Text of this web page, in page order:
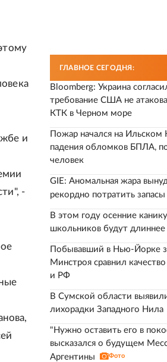
и
-
ГЛАВНОЕ СЕГОДНЯ:
Bloomberg: Украина
требование США не
КТК в Черном море
Пожар начался на Ильском
падения обломков БПЛА,
человек
GIE: Аномальная жара
рекордно потратить запасы
В этом году осенние
школьников будут
Побывавший в Нью-Йорке
Минстроя сравнил
и РФ
В Сумской области
лихорадки Западного Нила
"Нужно оставить его в
высказался о будущем
Аргентины
Фото